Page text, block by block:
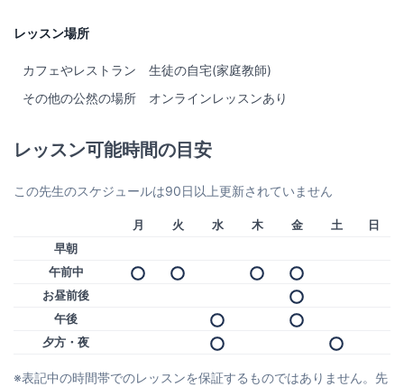
レッスン場所
カフェやレストラン
生徒の自宅(家庭教師)
その他の公然の場所
オンラインレッスンあり
レッスン可能時間の目安
この先生のスケジュールは90日以上更新されていません
月 火 水 木 金 土
日
早朝
午前中
お昼前後
午後
夕方・夜
※表記中の時間帯でのレッスンを保証するものではありません。先